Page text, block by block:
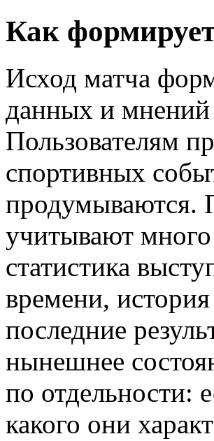
Как
Исход матча
данных и мнений
Пользователям
спортивных
продумываются.
учитывают
статистика
времени,
последние
нынешнее
по отдельности:
какого они